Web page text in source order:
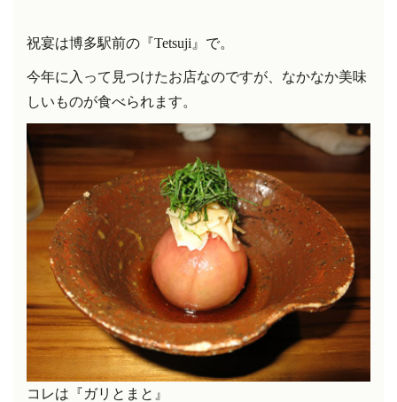
祝宴は博多駅前の『Tetsuji 』で。
今年に入って見つけたお店なのですが、なかなか美味
しいものが食べられます。
コレは『ガリとまと 』